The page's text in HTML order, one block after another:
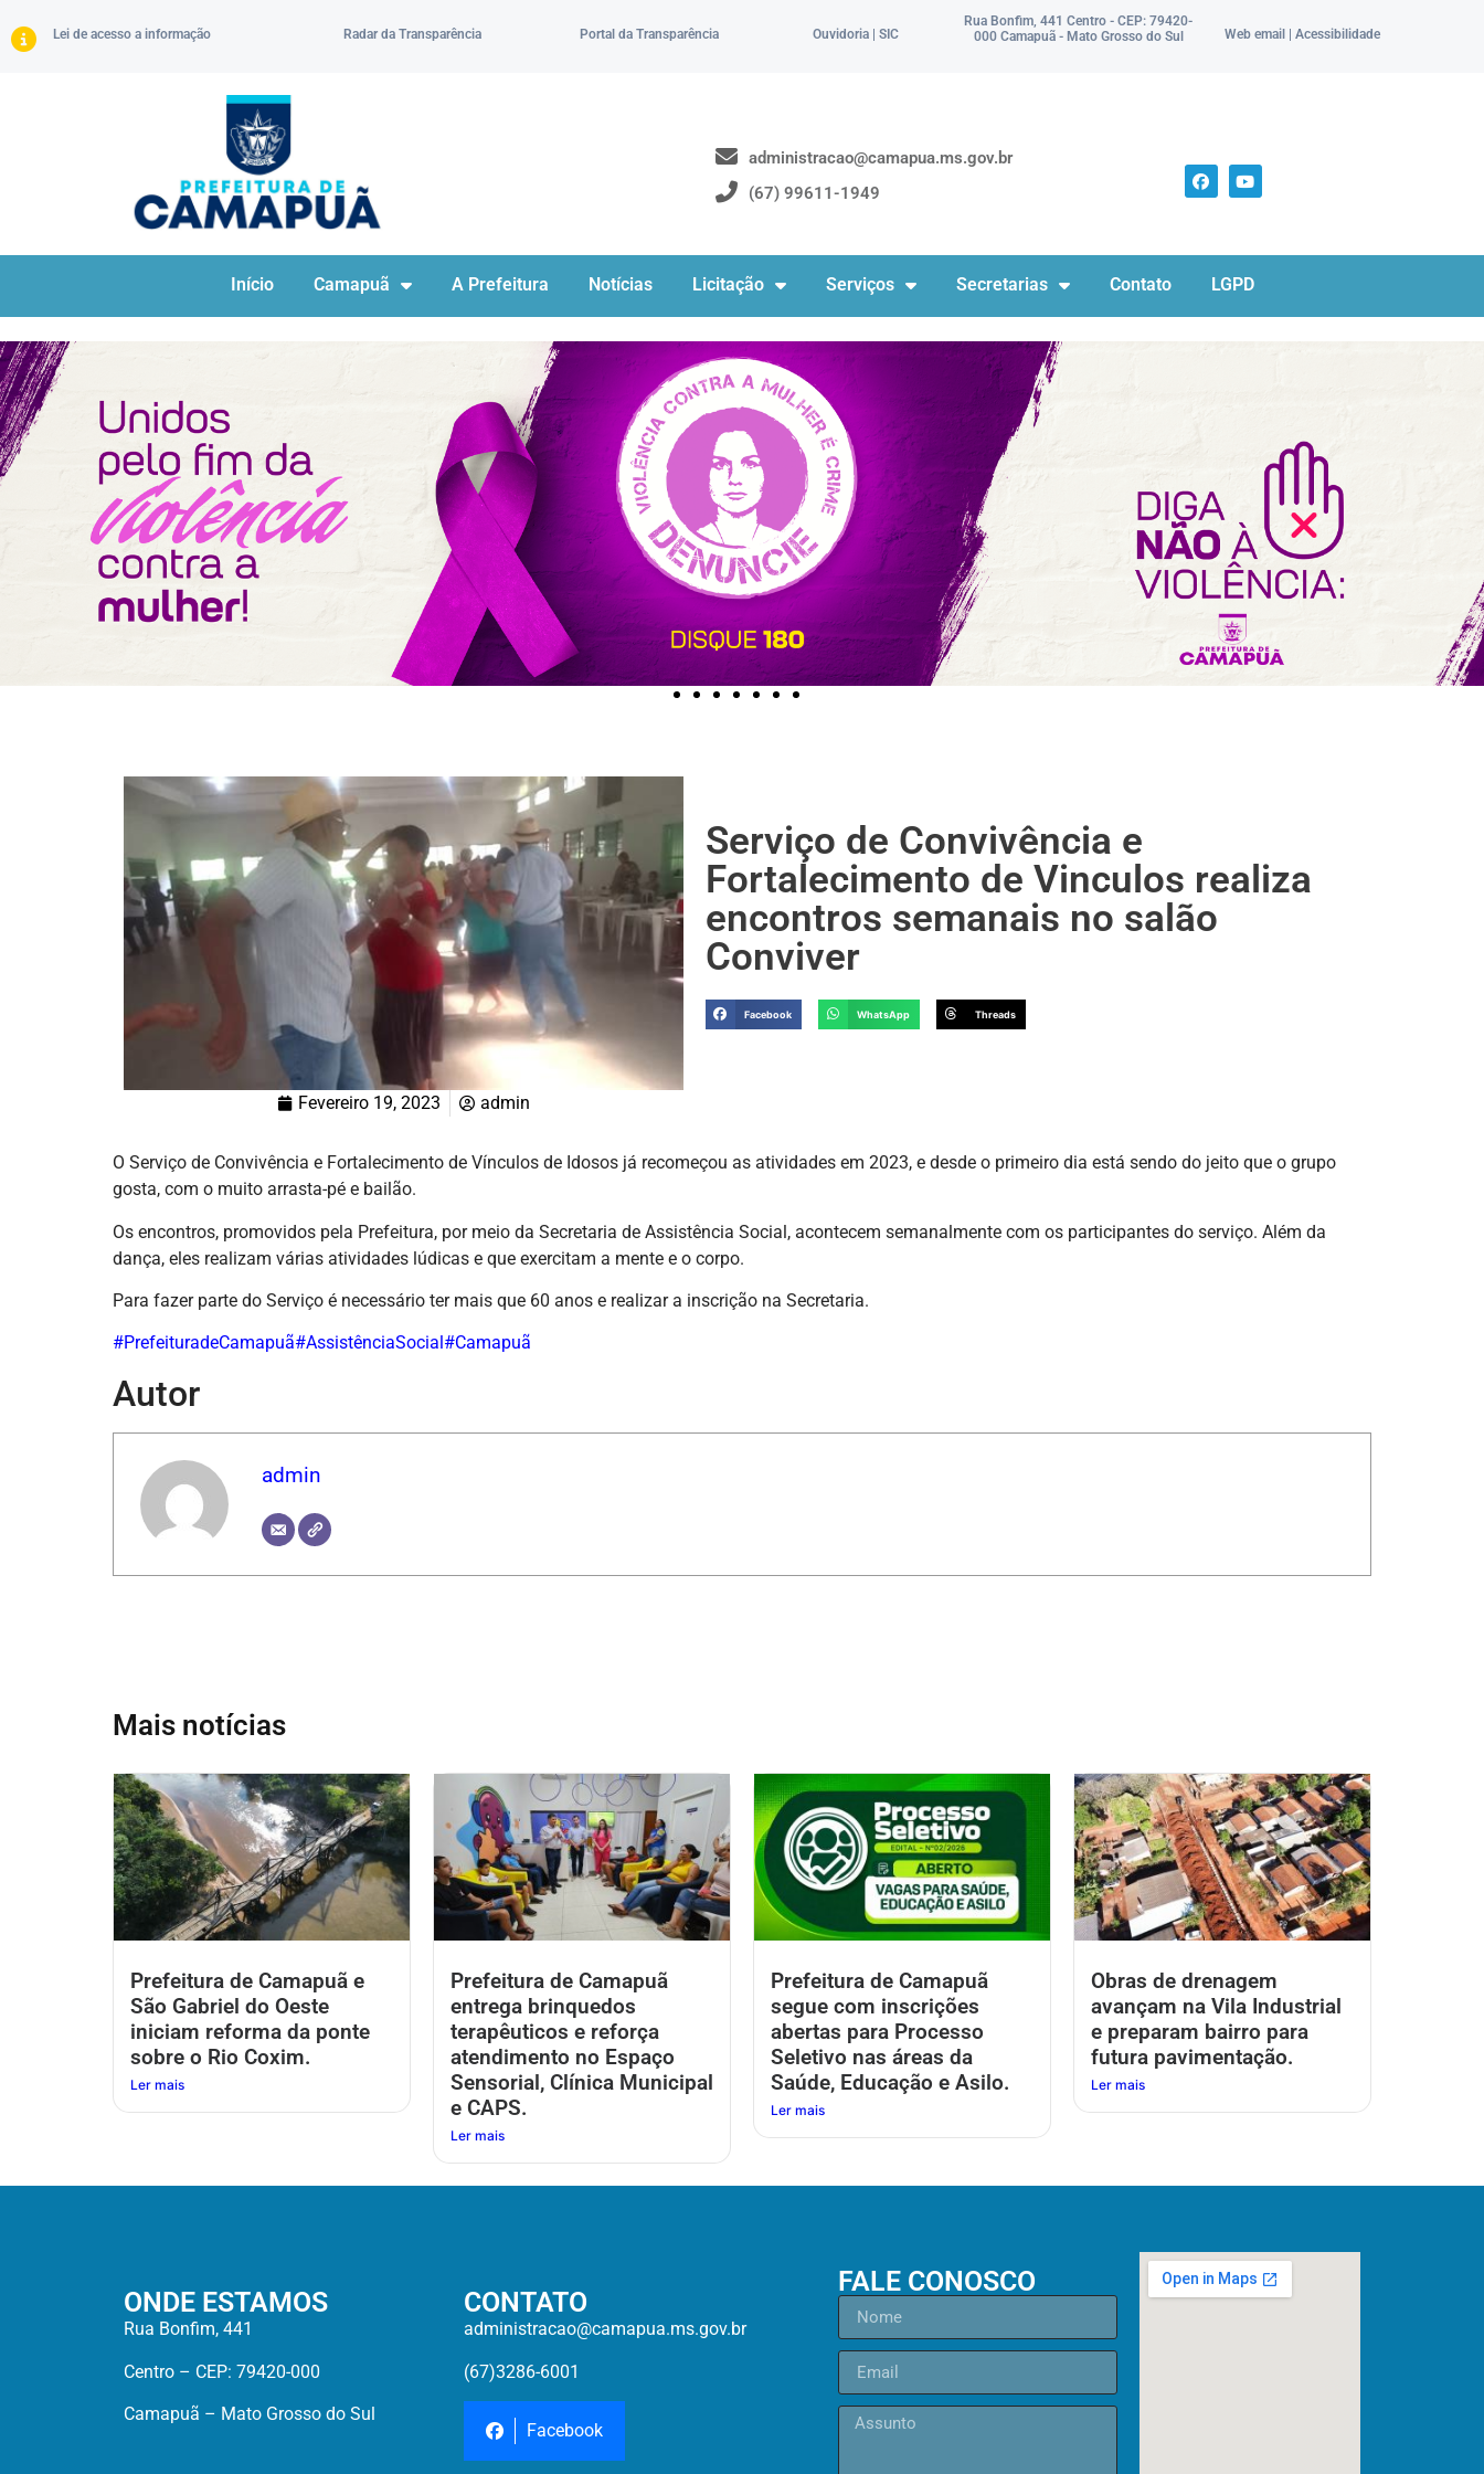
Lei de acesso a informação Radar da Transparência Portal da Transparência Ouvidoria | SIC
Rua Bonfim, 441 Centro - CEP: 79420-
000 Camapuã - Mato Grosso do Sul
Web email | Acessibilidade
administracao@camapua.ms.gov.br
(67) 99611-1949
Início Camapuã A Prefeitura Notícias Licitação Serviços Secretarias Contato LGPD
Fevereiro 19, 2023 admin
Serviço de Convivência e
Fortalecimento de Vinculos realiza
encontros semanais no salão
Conviver
Facebook WhatsApp Threads
O Serviço de Convivência e Fortalecimento de Vínculos de Idosos já recomeçou as atividades em 2023, e desde o primeiro dia está sendo do jeito que o grupo
gosta, com o muito arrasta-pé e bailão.
Os encontros, promovidos pela Prefeitura, por meio da Secretaria de Assistência Social, acontecem semanalmente com os participantes do serviço. Além da
dança, eles realizam várias atividades lúdicas e que exercitam a mente e o corpo.
Para fazer parte do Serviço é necessário ter mais que 60 anos e realizar a inscrição na Secretaria.
#PrefeituradeCamapuã#AssistênciaSocial #Camapuã
Autor
admin
Mais notícias
Prefeitura de Camapuã e
São Gabriel do Oeste
iniciam reforma da ponte
sobre o Rio Coxim.
Ler mais
Prefeitura de Camapuã
entrega brinquedos
terapêuticos e reforça
atendimento no Espaço
Sensorial, Clínica Municipal
e CAPS.
Ler mais
Prefeitura de Camapuã
segue com inscrições
abertas para Processo
Seletivo nas áreas da
Saúde, Educação e Asilo.
Ler mais
Obras de drenagem
avançam na Vila Industrial
e preparam bairro para
futura pavimentação.
Ler mais
ONDE ESTAMOS
Rua Bonfim, 441
Centro – CEP: 79420-000
Camapuã – Mato Grosso do Sul
CONTATO
administracao@camapua.ms.gov.br
(67)3286-6001
Facebook
FALE CONOSCO